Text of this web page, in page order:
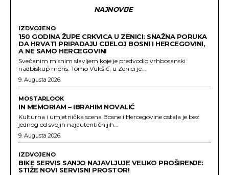
NAJNOVIJE
IZDVOJENO
150 GODINA ŽUPE CRKVICA U ZENICI: SNAŽNA PORUKA
DA HRVATI PRIPADAJU CIJELOJ BOSNI I HERCEGOVINI,
A NE SAMO HERCEGOVINI
Svečanim misnim slavljem koje je predvodio vrhbosanski
nadbiskup mons. Tomo Vukšić, u Zenici je...
9. Augusta 2026.
MOSTARLOOK
IN MEMORIAM – IBRAHIM NOVALIĆ
Kulturna i umjetnička scena Bosne i Hercegovine ostala je bez
jednog od svojih najautentičnijih...
9. Augusta 2026.
IZDVOJENO
BIKE SERVIS SANJO NAJAVLJUJE VELIKO PROŠIRENJE:
STIŽE NOVI SERVISNI PROSTOR!